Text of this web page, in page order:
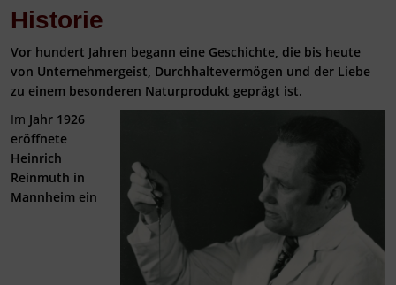
Historie
Vor hundert Jahren begann eine Geschichte, die bis heute
von Unternehmergeist, Durchhaltevermögen und der Liebe
zu einem besonderen Naturprodukt geprägt ist.
Im Jahr 1926
eröffnete
Heinrich
Reinmuth in
Mannheim ein